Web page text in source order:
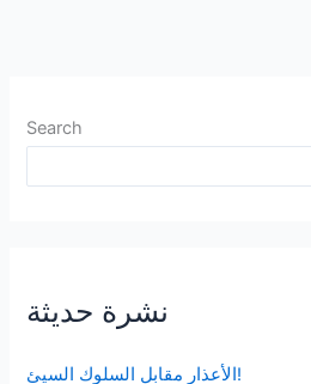
الدائمة
Search
نشرة حديثة
الأعذار مقابل السلوك السيئ!